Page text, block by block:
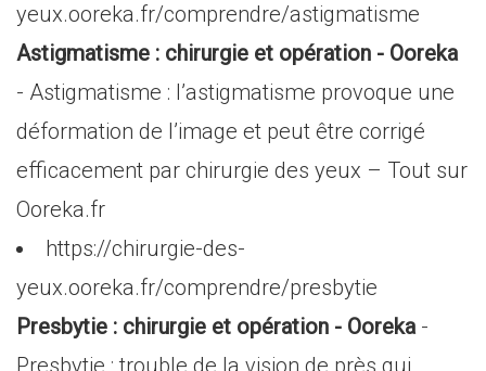
yeux.ooreka.fr/comprendre/astigmatisme
Astigmatisme : chirurgie et opération - Ooreka
- Astigmatisme : l’astigmatisme provoque une
déformation de l’image et peut être corrigé
efficacement par chirurgie des yeux – Tout sur
Ooreka.fr
https://chirurgie-des-
yeux.ooreka.fr/comprendre/presbytie
Presbytie : chirurgie et opération - Ooreka-
Presbytie : trouble de la vision de près qui